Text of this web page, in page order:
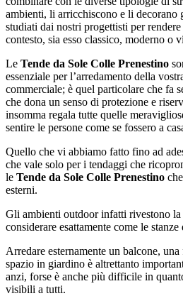
ambienti, li arricchiscono e li decorano
studiati dai nostri progettisti per
contesto, sia esso classico, moderno o
Le Tende da Sole Colle Prenestino
essenziale per l’arredamento della
commerciale; è quel particolare che fa
che dona un senso di protezione e
insomma regala tutte quelle
sentire le persone come se fossero a
Quello che vi abbiamo fatto fino ad
che vale solo per i tendaggi che
le Tende da Sole Colle Prenestino
esterni.
Gli ambienti outdoor infatti rivestono la
considerare esattamente come le stanze
Arredare esternamente un balcone,
spazio in giardino è altrettanto
anzi, forse è anche più difficile in
visibili a tutti.